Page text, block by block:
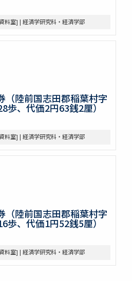
料室] | 経済学研究科・経済学部
陸前国志田郡稲葉村字
歩、代価2円63銭2厘）
料室] | 経済学研究科・経済学部
陸前国志田郡稲葉村字
歩、代価1円52銭5厘）
料室] | 経済学研究科・経済学部